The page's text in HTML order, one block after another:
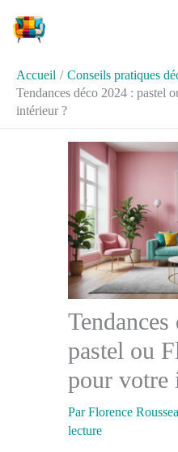
Accueil
Conseils pratiques
Tendances déco 2024 : pastel
intérieur ?
pastel ou
pour votre
ParFlorence
lecture